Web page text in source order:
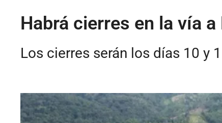
Habrá cierres en la vía
Los cierres serán los días 10 y